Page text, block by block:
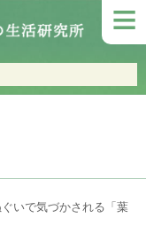
≡
いで気づかされる「葉